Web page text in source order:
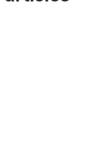
wanneer